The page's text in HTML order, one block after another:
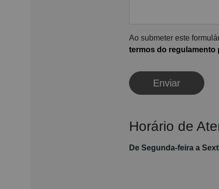
Ao submeter este
termos do regulamento
Enviar
Horário de
De Segunda-feira a